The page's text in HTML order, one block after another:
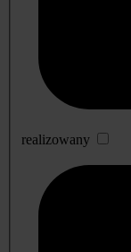
realizowany